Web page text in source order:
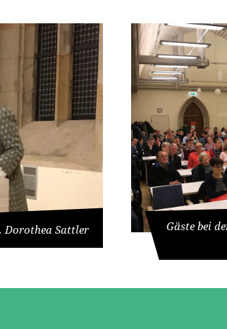
Dorothea Sattler
Gäste bei